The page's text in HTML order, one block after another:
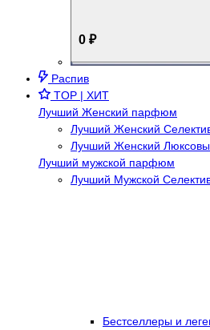
0 ₽
Распив
TOP | ХИТ
Лучший Женский парфюм
Лучший Женский
Лучший Женский
Лучший мужской парфюм
Лучший Мужской
Бестселлеры и